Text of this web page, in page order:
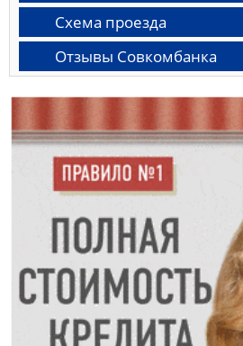
Схема проезда
Отзывы Совкомбанка